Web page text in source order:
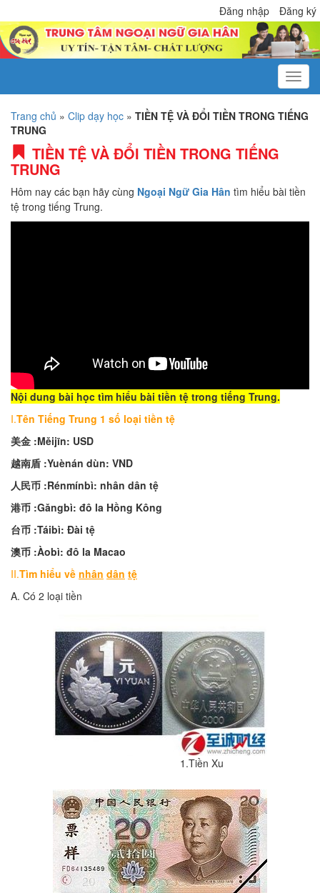
Đăng nhập Đăng ký
Trang chủ » Clip dạy học » TIỀN TỆ VÀ ĐỔI TIỀN TRONG TIẾNG
TRUNG
TIỀN TỆ VÀ ĐỔI TIỀN TRONG TIẾNG
TRUNG
Hôm nay các bạn hãy cùng Ngoại Ngữ Gia Hân tìm hiểu bài tiền
tệ trong tiếng Trung.
Nội dung bài học tìm hiểu bài tiền tệ trong tiếng Trung.
I.Tên Tiếng Trung 1 số loại tiền tệ
美金 :Měijīn: USD
越南盾 :Yuènán dùn: VND
人民币 :Rénmínbì: nhân dân tệ
港币 :Gǎngbì: đô la Hồng Kông
台币 :Táibì: Đài tệ
澳币 :Àobì: đô la Macao
II.Tìm hiểu về nhân dân tệ
A. Có 2 loại tiền
1.Tiền Xu